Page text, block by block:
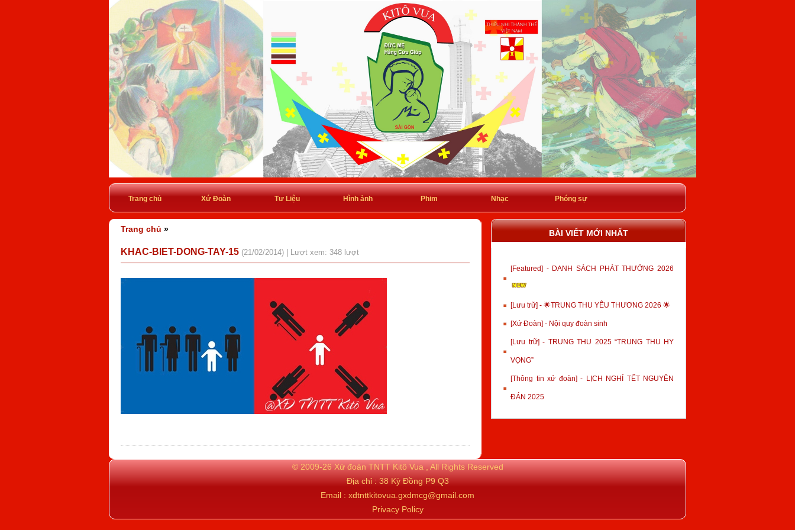
Trang chủ Xứ Đoàn Tư Liệu Hình ảnh Phim Nhạc Phóng sự
Trang chủ »
KHAC-BIET-DONG-TAY-15 (21/02/2014) | Lượt xem: 348 lượt
BÀI VIẾT MỚI NHẤT
[Featured] - DANH SÁCH PHÁT THƯỞNG 2026
[Lưu trữ] - 🌟TRUNG THU YÊU THƯƠNG 2026 🌟
[Xứ Đoàn] - Nội quy đoàn sinh
[Lưu trữ] - TRUNG THU 2025 “TRUNG THU HY
VỌNG”
[Thông tin xứ đoàn] - LỊCH NGHỈ TẾT NGUYÊN
ĐÁN 2025
© 2009-26 Xứ đoàn TNTT Kitô Vua , All Rights Reserved
Địa chỉ : 38 Kỳ Đồng P9 Q3
Email : xdtnttkitovua.gxdmcg@gmail.com
Privacy Policy